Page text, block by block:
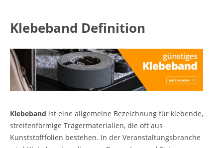
Klebeband Definition
Klebeband ist eine allgemeine Bezeichnung für klebende,
streifenförmige Trägermaterialien, die oft aus
Kunststofffolien bestehen. In der Veranstaltungsbranche